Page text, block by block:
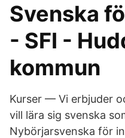
Svenska
- SFI -
kommun
Kurser — Vi erbjuder
vill lära sig svenska
Nybörjarsvenska för